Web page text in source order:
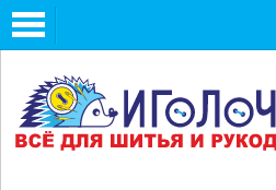
Toggle
navigation